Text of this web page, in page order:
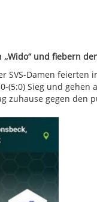
und fiebern
SVS-Damen feierten
(5:0) Sieg und
zuhause gegen den